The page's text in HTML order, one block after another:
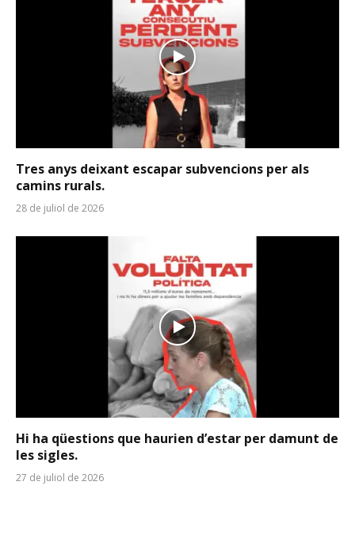
Tres anys deixant escapar subvencions per als
camins rurals.
28 de juliol de 2026
Hi ha qüestions que haurien d’estar per damunt de
les sigles.
27 de juliol de 2026